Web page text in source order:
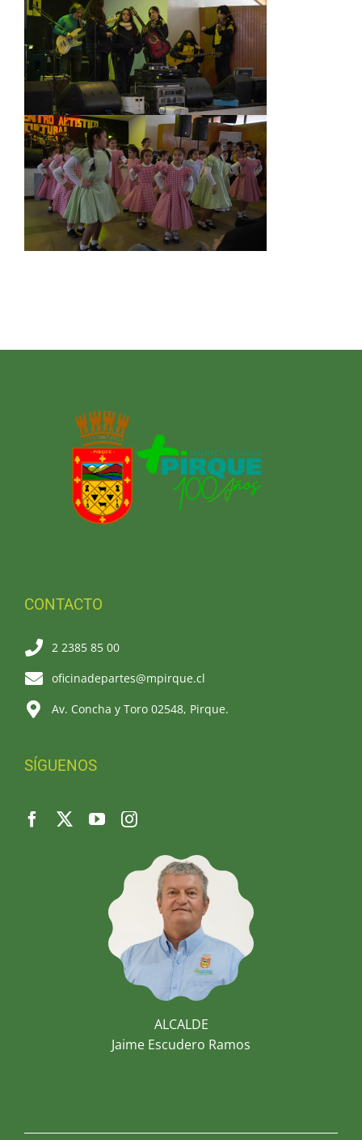
CONTACTO
2 2385 85 00
oficinadepartes@mpirque.cl
Av. Concha y Toro 02548, Pirque.
SÍGUENOS
ALCALDE
Jaime Escudero Ramos